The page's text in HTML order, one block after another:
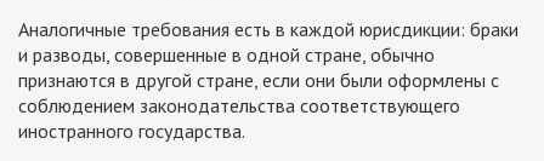
Аналогичные требования есть в каждой юрисдикции: браки
и разводы, совершенные в одной стране, обычно
признаются в другой стране, если они были оформлены с
соблюдением законодательства соответствующего
иностранного государства.